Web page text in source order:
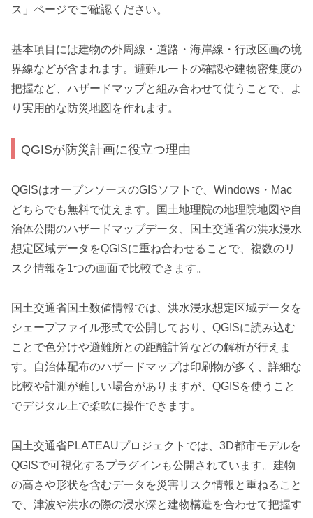
ス」ページでご確認ください。
基本項目には建物の外周線・道路・海岸線・行政区画の境
界線などが含まれます。避難ルートの確認や建物密集度の
把握など、ハザードマップと組み合わせて使うことで、よ
り実用的な防災地図を作れます。
QGISが防災計画に役立つ理由
QGISはオープンソースのGISソフトで、Windows・Mac
どちらでも無料で使えます。国土地理院の地理院地図や自
治体公開のハザードマップデータ、国土交通省の洪水浸水
想定区域データをQGISに重ね合わせることで、複数のリ
スク情報を1つの画面で比較できます。
国土交通省国土数値情報では、洪水浸水想定区域データを
シェープファイル形式で公開しており、QGISに読み込む
ことで色分けや避難所との距離計算などの解析が行えま
す。自治体配布のハザードマップは印刷物が多く、詳細な
比較や計測が難しい場合がありますが、QGISを使うこと
でデジタル上で柔軟に操作できます。
国土交通省PLATEAUプロジェクトでは、3D都市モデルを
QGISで可視化するプラグインも公開されています。建物
の高さや形状を含むデータを災害リスク情報と重ねること
で、津波や洪水の際の浸水深と建物構造を合わせて把握す